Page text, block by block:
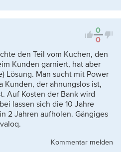
0
0
den Teil vom Kuchen, den
Kunden garniert, hat aber
Lösung. Man sucht mit Power
Kunden, der ahnungslos ist,
Auf Kosten der Bank wird
lassen sich die 10 Jahre
2 Jahren aufholen. Gängiges
Kommentar melden